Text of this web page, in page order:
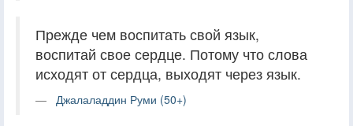
Прежде чем воспитать свой язык,
воспитай свое сердце. Потому что слова
исходят от сердца, выходят через язык.
Джалаладдин Руми (50+)